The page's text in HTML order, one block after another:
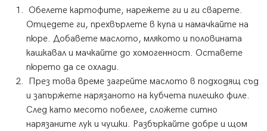
Обелете картофите, нарежете ги и ги сварете.
Отцедете ги, прехвърлете в купа и намачкайте на
пюре. Добавете маслото, млякото и половината
кашкавал и мачкайте до хомогенност. Оставете
пюрето да се охлади.
През това време загрейте маслото в подходящ съд
и запържете нарязаното на кубчета пилешко филе.
След като месото побелее, сложете ситно
нарязаните лук и чушки. Разбъркайте добре и щом